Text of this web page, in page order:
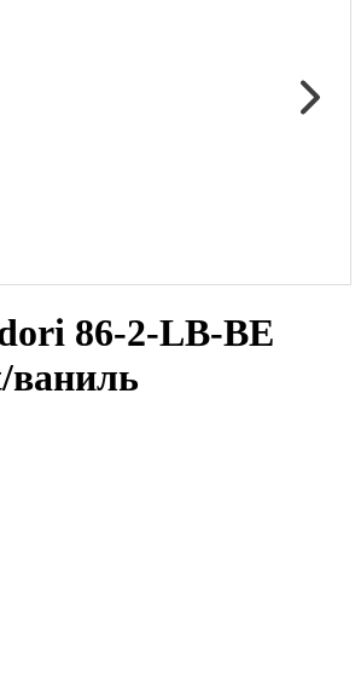
86-2-LB-BE
ваниль